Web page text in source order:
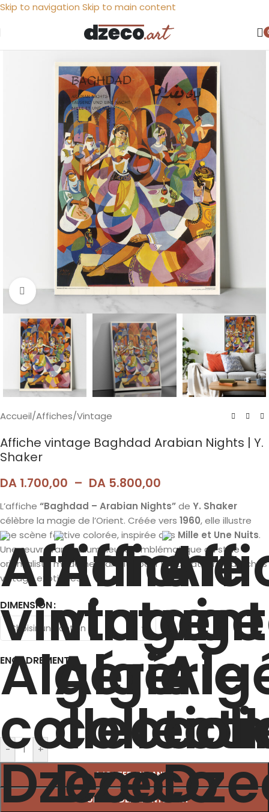
Skip to navigation Skip to main content
Agrandir
Accueil/Affiches/Vintage
Affiche vintage Baghdad Arabian Nights | Y.
Shaker
DA 1.700,00 – DA 5.800,00
L’affiche “Baghdad – Arabian Nights”de Y. Shaker
célèbre la magie de l’Orient. Créée vers 1960, elle illustre
une scène festive colorée, inspirée des Mille et Une Nuits.
Une œuvre rare et lumineuse, emblématique du style
orientaliste moderne, parfaite pour les amateurs d’affiches
vintage exotiques.
DIMENSION
ENCADREMENT
- +
AJOUTER AU PANIER
COMMANDER MAINTENANT